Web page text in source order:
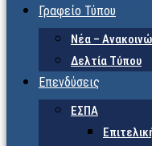
Γραφείο Τύπου
Νέα –
Δελτία Τύπου
Επενδύσεις
ΕΣΠΑ